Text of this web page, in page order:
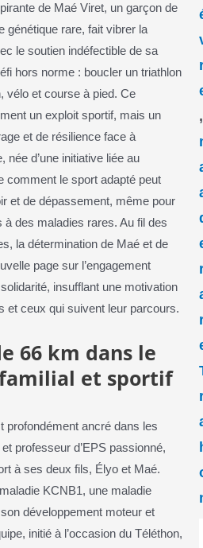
de Maé Viret, un garçon de
génétique rare, fait vibrer la
le soutien indéfectible de sa
hors norme : boucler un triathlon
vélo et course à pied. Ce
un exploit sportif, mais un
et de résilience face à
née d’une initiative liée au
comment le sport adapté peut
et de dépassement, même pour
à des maladies rares. Au fil des
la détermination de Maé et de
page sur l’engagement
insufflant une motivation
et ceux qui suivent leur parcours.
66 km dans le
et sportif
profondément ancré dans les
professeur d’EPS passionné,
à ses deux fils, Élyo et Maé.
KCNB1, une maladie
développement moteur et
initié à l’occasion du Téléthon,
,